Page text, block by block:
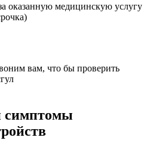
оказанную медицинскую услугу
вам, что бы проверить
симптомы